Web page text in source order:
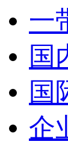
一
国
国
企